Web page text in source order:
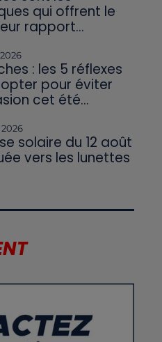
qui offrent le
rapport...
: les 5 réflexes
pour éviter
cet été...
solaire du 12 août
vers les lunettes